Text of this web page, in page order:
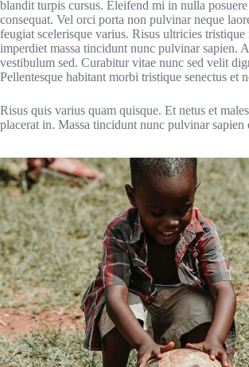
blandit turpis cursus. Eleifend mi in nulla
consequat. Vel orci porta non pulvinar neque
feugiat scelerisque varius. Risus ultricies
imperdiet massa tincidunt nunc pulvinar sapien.
vestibulum sed. Curabitur vitae nunc sed velit
Pellentesque habitant morbi tristique senectus et
Risus quis varius quam quisque. Et netus et
placerat in. Massa tincidunt nunc pulvinar